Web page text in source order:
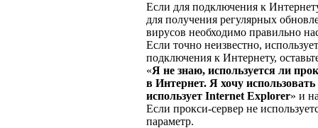
Если для подключения к
для получения регулярных
вирусов необходимо правильно
Если точно неизвестно,
подключения к Интернету,
«Я не знаю, используется ли
в Интернет. Я хочу
использует Internet Explorer» и
Если прокси-сервер не
параметр.